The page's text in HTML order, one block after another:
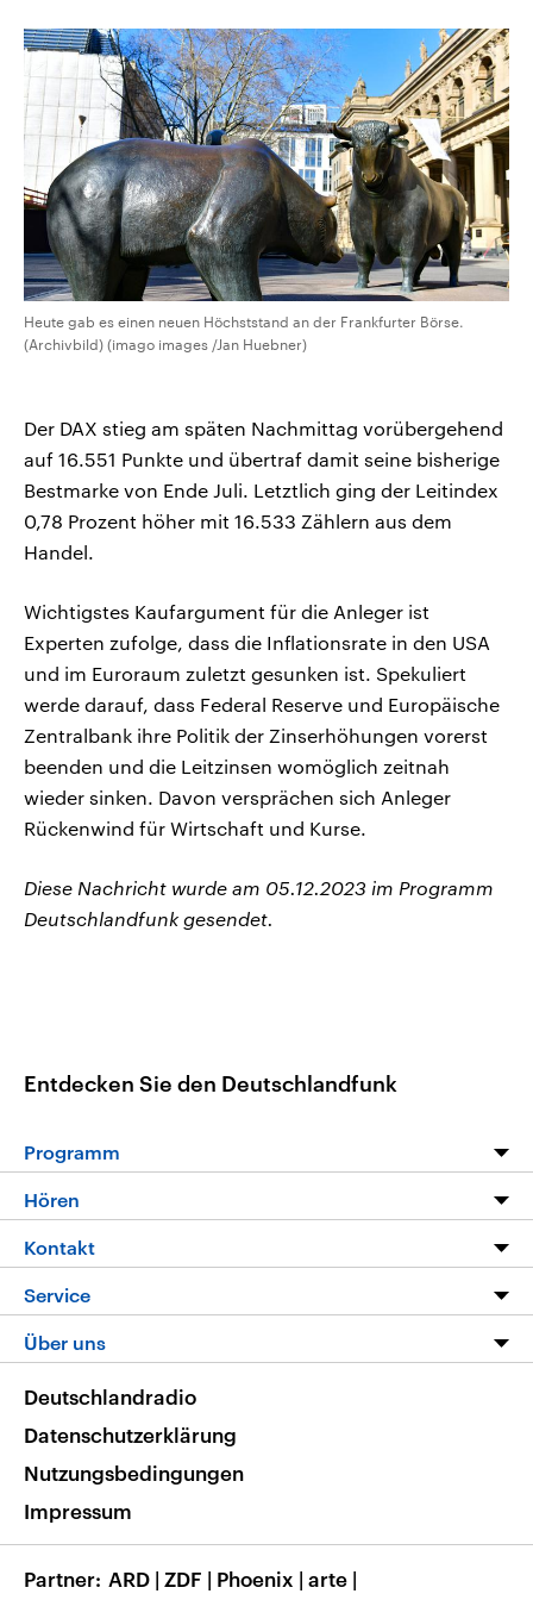
Umfragen, Prognosen,
Wahlprogramme, aktuelle Berichte
und Hintergründe zu den Parteien
und Kandidaten der anstehenden
Wahl.
Sendungen Programm Podcasts
Audio-Archiv
Heute gab es einen neuen Höchststand an der Frankfurter Börse.
(Archivbild) (imago images /Jan Huebner)
Der DAX stieg am späten Nachmittag vorübergehend
auf 16.551 Punkte und übertraf damit seine bisherige
Bestmarke von Ende Juli. Letztlich ging der Leitindex
0,78 Prozent höher mit 16.533 Zählern aus dem
Handel.
Wichtigstes Kaufargument für die Anleger ist
Experten zufolge, dass die Inflationsrate in den USA
und im Euroraum zuletzt gesunken ist. Spekuliert
werde darauf, dass Federal Reserve und Europäische
Zentralbank ihre Politik der Zinserhöhungen vorerst
beenden und die Leitzinsen womöglich zeitnah
wieder sinken. Davon versprächen sich Anleger
Rückenwind für Wirtschaft und Kurse.
Diese Nachricht wurde am 05.12.2023 im Programm
Deutschlandfunk gesendet.
Entdecken Sie den Deutschlandfunk
Programm
Programm
Die Nachrichten
Nachrichtenleicht
Neue Beiträge auf dlf.de
Hören
Livestream
Podcasts
Deutschlandfunk App
Nachrichten App
Frequenzen
Kontakt
Hörerservice
Service
FAQ
Veranstaltungen
Musikliste
RSS
Über uns
Barrierefreiheit
Deutschlandradio
Datenschutzerklärung
Nutzungsbedingungen
Impressum
Partner ARD | ZDF | Phoenix | arte |